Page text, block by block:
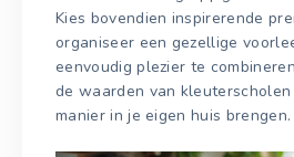
Kies bovendien inspirerende
organiseer een gezellige
eenvoudig plezier te
de waarden van
manier in je eigen huis brengen.